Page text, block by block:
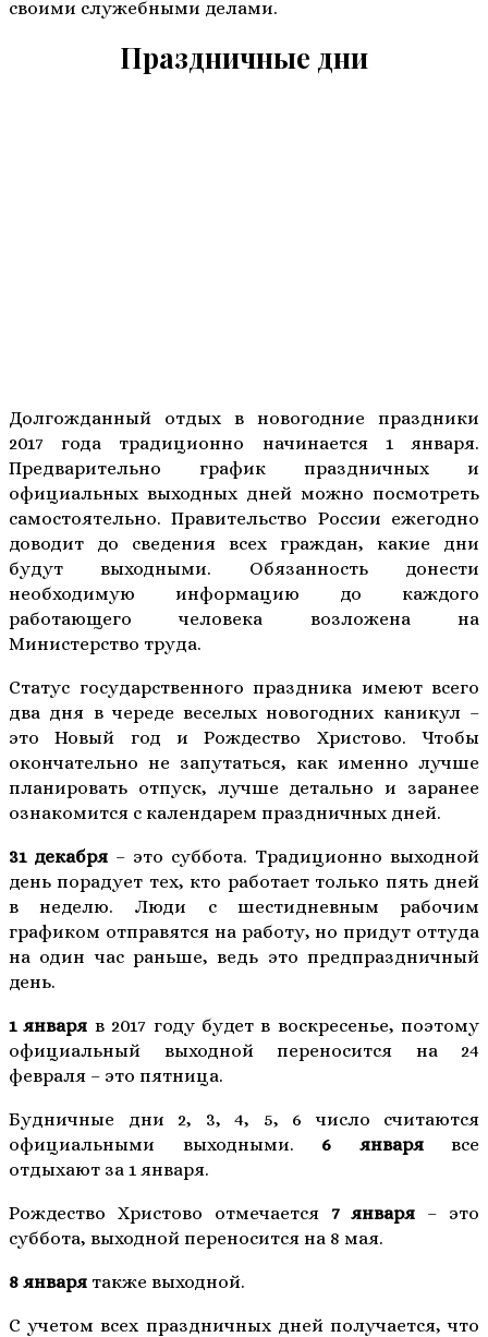
своими служебными делами.
Праздничные дни
Долгожданный отдых в новогодние праздники
2017 года традиционно начинается 1 января.
Предварительно график праздничных и
официальных выходных дней можно посмотреть
самостоятельно. Правительство России ежегодно
доводит до сведения всех граждан, какие дни
будут выходными. Обязанность донести
необходимую информацию до каждого
работающего человека возложена на
Министерство труда.
Статус государственного праздника имеют всего
два дня в череде веселых новогодних каникул –
это Новый год и Рождество Христово. Чтобы
окончательно не запутаться, как именно лучше
планировать отпуск, лучше детально и заранее
ознакомится с календарем праздничных дней.
31 декабря – это суббота. Традиционно выходной
день порадует тех, кто работает только пять дней
в неделю. Люди с шестидневным рабочим
графиком отправятся на работу, но придут оттуда
на один час раньше, ведь это предпраздничный
день.
1 января в 2017 году будет в воскресенье, поэтому
официальный выходной переносится на 24
февраля – это пятница.
Будничные дни 2, 3, 4, 5, 6 число считаются
официальными выходными. 6 январявсе
отдыхают за 1 января.
Рождество Христово отмечается 7 января – это
суббота, выходной переносится на 8 мая.
8 января также выходной.
С учетом всех праздничных дней получается, что